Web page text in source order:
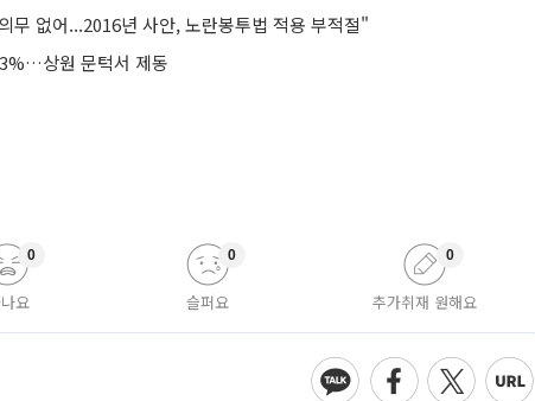
무 없어...2016년 사안, 노란봉투법 적용 부적절"
상원 문턱서 제동
요
0
슬퍼요
0
추가취재 원해요
0